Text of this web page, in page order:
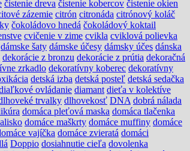
čistenie dreva čistenie kobercov čistenie okien
zázemie citrón citronáda citrónový koláč
čokoládovo hnedá čokoládový koktail
cvičenie v zime cvikla cviklová polievka
dámske šaty dámske účesy dámsky účes dánska
dekorácie z bronzu dekorácie z prútia dekoračná
zrkadlo dekoratívny koberec dekoratívny
detská izba detská posteľ detská sedačka
ovládanie diamant dieťa v kolektíve
trvalky dlhovekosť DNA dobrá nálada
domáca pleťová maska domáca tlačenka
domáce maškrty domáce muffiny domáce
vajíčka domáce zvieratá domáci
Doppio dosiahnutie cieľa dovolenka